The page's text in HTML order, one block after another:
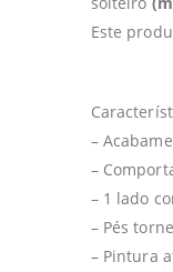
Este
–
–
– 1 lado
– Pés
– Pintura